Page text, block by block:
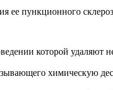
ее пункционного
которой удаляют
химическую